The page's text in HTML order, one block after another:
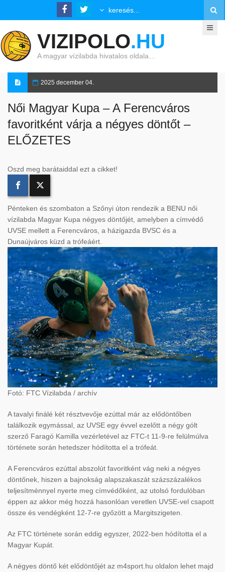
VIZIPOLO.HU
A magyar vízilabda hivatalos oldala…
2025 december 04.
Női Magyar Kupa – A Ferencváros
favoritként várja a négyes döntőt –
ELŐZETES
Oszd meg barátaiddal ezt a cikket!
Pénteken és szombaton a Szőnyi úton rendezik a BENU női
vízilabda Magyar Kupa négyes döntőjét, amelyben a címvédő
UVSE mellett a Ferencváros, a házigazda BVSC és a
Dunaújváros küzd a trófeáért.
Fotó: FTC Vízilabda / archív
A tavalyi finálé két résztvevője ezúttal már az elődöntőben
találkozik egymással, az UVSE egy évvel ezelőtt a négy gólt
szerző Faragó Kamilla vezérletével az FTC-t 11-9-re felülmúlva
története során hetedszer hódította el a trófeát.
A Ferencváros ezúttal abszolút favoritként vág neki a négyes
döntőnek, hiszen a bajnokság alapszakaszát százszázalékos
teljesítménnyel nyerte meg címvédőként, az utolsó fordulóban
éppen az akkor még hozzá hasonlóan veretlen UVSE-vel csapott
össze és vendégként 12-7-re győzött a Margitszigeten.
Az FTC története során eddig egyszer, 2022-ben hódította el a
Magyar Kupát.
A négyes döntő két elődöntőjét az m4sport.hu oldalon lehet majd